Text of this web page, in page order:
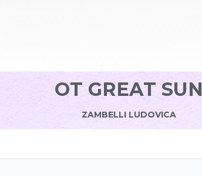
OT GREAT SUN
ZAMBELLI LUDOVICA